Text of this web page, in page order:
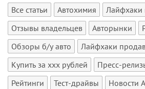
Все статьи Автохимия
Лайфхаки
Отзывы владельцев
Авторынки
Обзоры б/у авто
Лайфхаки
Купить за xxx рублей
Пресс-
Рейтинги
Тест-драйвы
Новости